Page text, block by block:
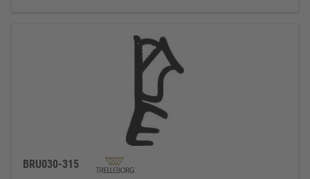
BRU030-315